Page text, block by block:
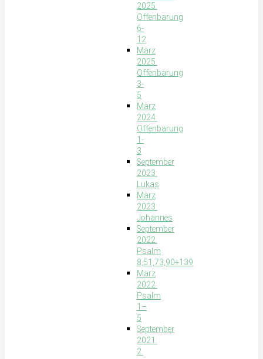
2025:
Offenbarung
6-
12
März
2025:
Offenbarung
3-
5
März
2024:
Offenbarung
1-
3
September
2023:
Lukas
März
2023:
Johannes
September
2022:
Psalm
8,51,73,90+139
März
2022:
Psalm
1–
5
September
2021:
2.